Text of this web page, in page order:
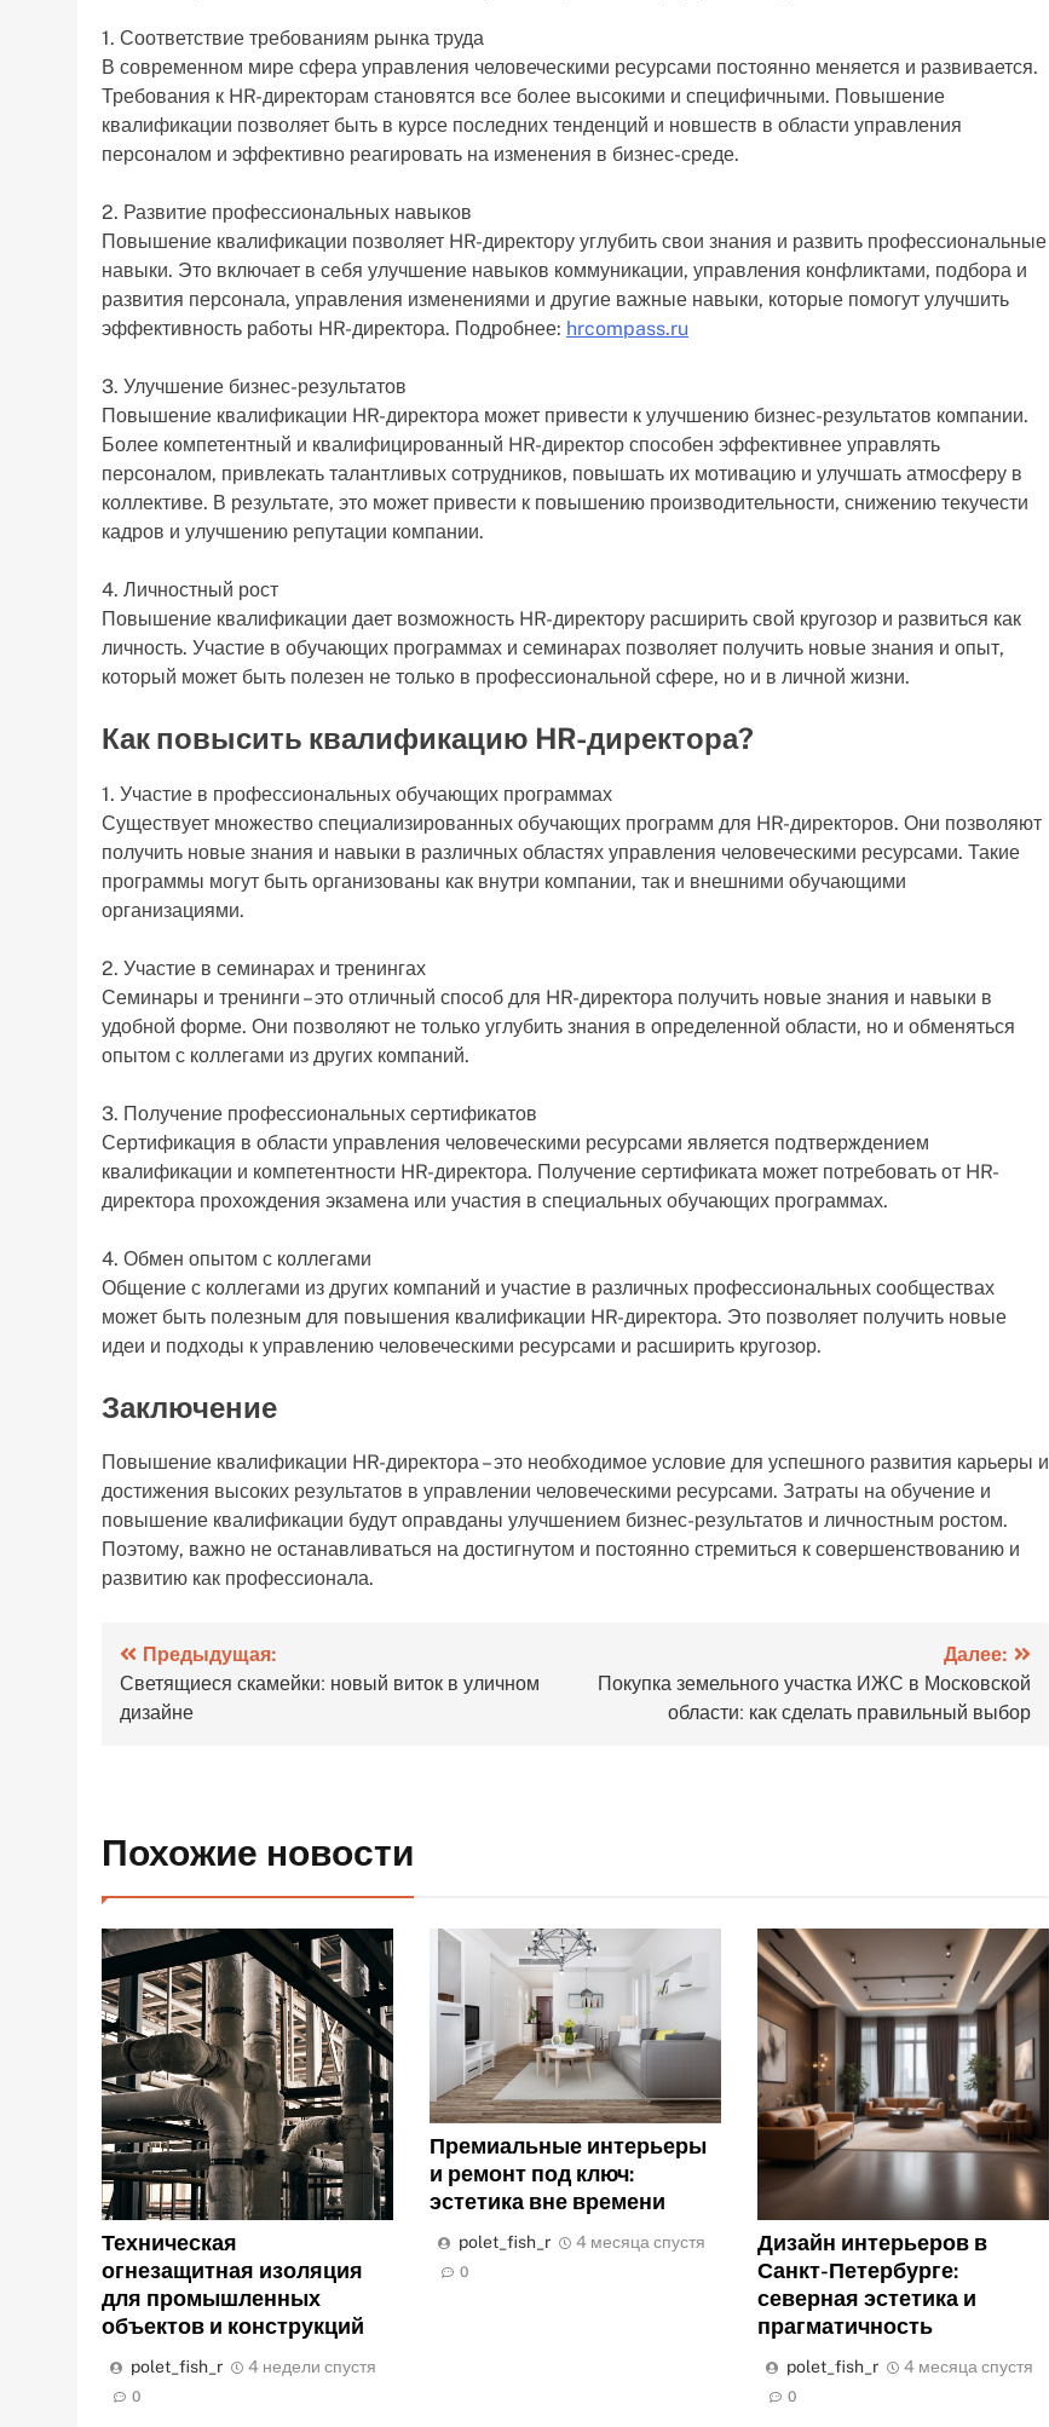
1. Соответствие требованиям рынка труда
В современном мире сфера управления человеческими ресурсами постоянно меняется и развивается.
Требования к HR-директорам становятся все более высокими и специфичными. Повышение
квалификации позволяет быть в курсе последних тенденций и новшеств в области управления
персоналом и эффективно реагировать на изменения в бизнес-среде.
2. Развитие профессиональных навыков
Повышение квалификации позволяет HR-директору углубить свои знания и развить профессиональные
навыки. Это включает в себя улучшение навыков коммуникации, управления конфликтами, подбора и
развития персонала, управления изменениями и другие важные навыки, которые помогут улучшить
эффективность работы HR-директора. Подробнее: hrcompass.ru
3. Улучшение бизнес-результатов
Повышение квалификации HR-директора может привести к улучшению бизнес-результатов компании.
Более компетентный и квалифицированный HR-директор способен эффективнее управлять
персоналом, привлекать талантливых сотрудников, повышать их мотивацию и улучшать атмосферу в
коллективе. В результате, это может привести к повышению производительности, снижению текучести
кадров и улучшению репутации компании.
4. Личностный рост
Повышение квалификации дает возможность HR-директору расширить свой кругозор и развиться как
личность. Участие в обучающих программах и семинарах позволяет получить новые знания и опыт,
который может быть полезен не только в профессиональной сфере, но и в личной жизни.
Как повысить квалификацию HR-директора?
1. Участие в профессиональных обучающих программах
Существует множество специализированных обучающих программ для HR-директоров. Они позволяют
получить новые знания и навыки в различных областях управления человеческими ресурсами. Такие
программы могут быть организованы как внутри компании, так и внешними обучающими
организациями.
2. Участие в семинарах и тренингах
Семинары и тренинги – это отличный способ для HR-директора получить новые знания и навыки в
удобной форме. Они позволяют не только углубить знания в определенной области, но и обменяться
опытом с коллегами из других компаний.
3. Получение профессиональных сертификатов
Сертификация в области управления человеческими ресурсами является подтверждением
квалификации и компетентности HR-директора. Получение сертификата может потребовать от HR-
директора прохождения экзамена или участия в специальных обучающих программах.
4. Обмен опытом с коллегами
Общение с коллегами из других компаний и участие в различных профессиональных сообществах
может быть полезным для повышения квалификации HR-директора. Это позволяет получить новые
идеи и подходы к управлению человеческими ресурсами и расширить кругозор.
Заключение
Повышение квалификации HR-директора – это необходимое условие для успешного развития карьеры и
достижения высоких результатов в управлении человеческими ресурсами. Затраты на обучение и
повышение квалификации будут оправданы улучшением бизнес-результатов и личностным ростом.
Поэтому, важно не останавливаться на достигнутом и постоянно стремиться к совершенствованию и
развитию как профессионала.
Навигация
по
Предыдущая:
Светящиеся скамейки: новый виток в уличном
дизайне
Далее:
Покупка земельного участка ИЖС в Московской
области: как сделать правильный выбор
Похожие новости
Техническая
огнезащитная изоляция
для промышленных
объектов и конструкций
polet_fish_r 4 недели спустя
0
Премиальные интерьеры
и ремонт под ключ:
эстетика вне времени
polet_fish_r 4 месяца спустя
0
Дизайн интерьеров в
Санкт-Петербурге:
северная эстетика и
прагматичность
polet_fish_r 4 месяца спустя
0